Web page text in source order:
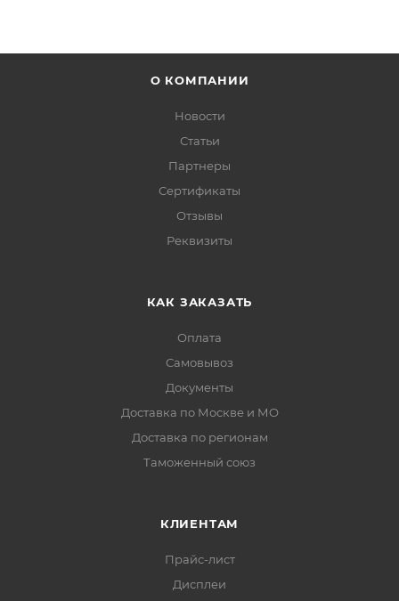
О КОМПАНИИ
Новости
Статьи
Партнеры
Сертификаты
Отзывы
Реквизиты
КАК ЗАКАЗАТЬ
Оплата
Самовывоз
Документы
Доставка по Москве и МО
Доставка по регионам
Таможенный союз
КЛИЕНТАМ
Прайс-лист
Дисплеи